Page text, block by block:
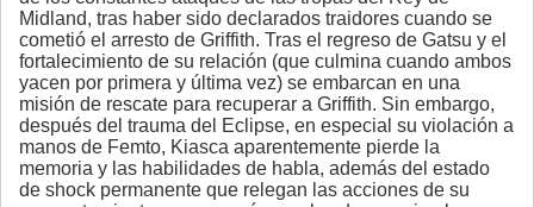
Midland, tras haber sido declarados traidores cuando se
cometió el arresto de Griffith. Tras el regreso de Gatsu y el
fortalecimiento de su relación (que culmina cuando ambos
yacen por primera y última vez) se embarcan en una
misión de rescate para recuperar a Griffith. Sin embargo,
después del trauma del Eclipse, en especial su violación a
manos de Femto, Kiasca aparentemente pierde la
memoria y las habilidades de habla, además del estado
de shock permanente que relegan las acciones de su